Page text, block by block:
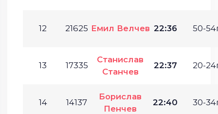
12 21625 Емил Велчев 22:36 50-
13 17335
Станислав
Станчев
22:37 20-
14 14137
Борислав
Пенчев
22:40 30-